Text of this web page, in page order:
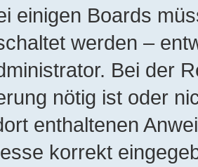
einigen Boards
werden –
Bei der
nötig ist oder
enthaltenen
korrekt